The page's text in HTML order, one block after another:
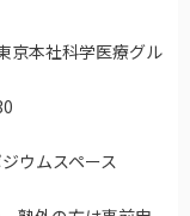
本社科学医療グル
ウムスペース